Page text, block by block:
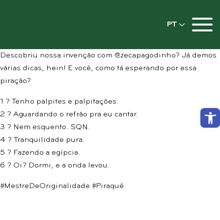
PT
Descobriu nossa invenção com @zecapagodinho? Já demos
várias dicas, hein! E você, como tá esperando por essa
piração?
1 ? Tenho palpites e palpitações.
2 ? Aguardando o refrão pra eu cantar.
3 ? Nem esquento. SQN.
4 ? Tranquilidade pura.
5 ? Fazendo a egípcia.
6 ? Oi? Dormi, e a onda levou.
#MestreDeOriginalidade #Piraquê